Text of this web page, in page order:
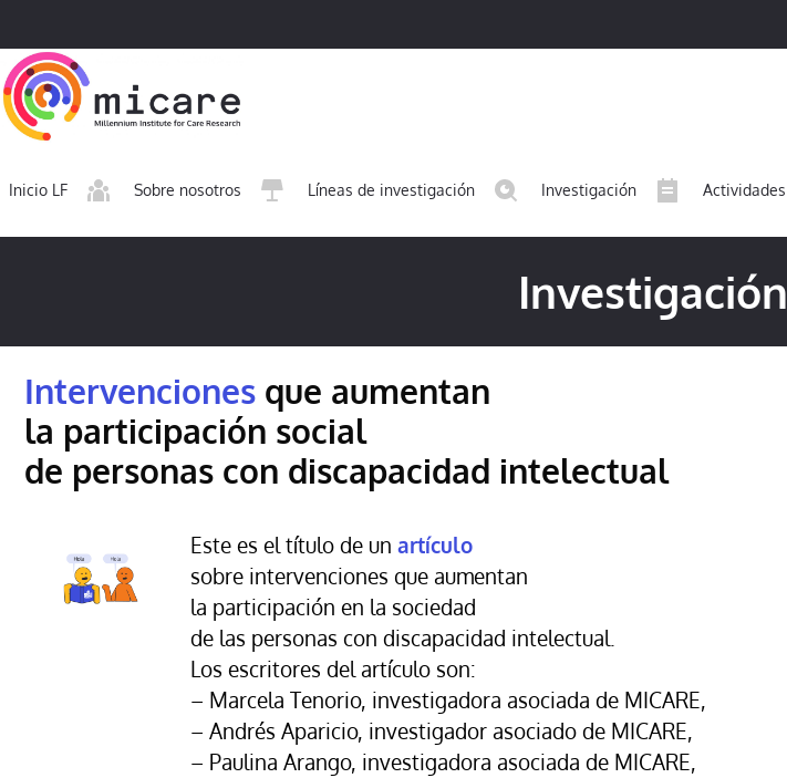
Inicio LF Sobre nosotros Líneas de investigación Investigación Actividades
Investigación
Intervenciones que aumentan
la participación social
de personas con discapacidad intelectual
Este es el título de un artículo
sobre intervenciones que aumentan
la participación en la sociedad
de las personas con discapacidad intelectual.
Los escritores del artículo son:
– Marcela Tenorio, investigadora asociada de MICARE,
– Andrés Aparicio, investigador asociado de MICARE,
– Paulina Arango, investigadora asociada de MICARE,